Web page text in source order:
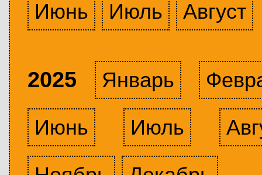
Июнь
Июль Август
2025 Январь
Июнь
Июль